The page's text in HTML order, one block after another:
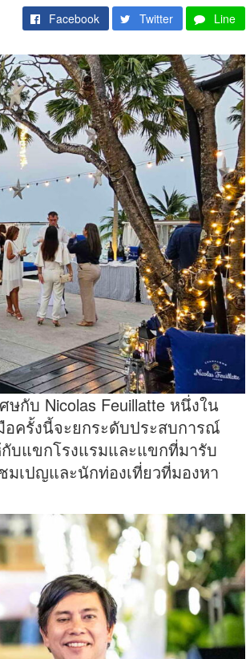
Facebook Twitter Line
ษกับ Nicolas Feuillatte หนึ่งใน
ครั้งนี้จะยกระดับประสบการณ์
บแขกโรงแรมและแขกที่มารับ
เปญและนักท่องเที่ยวที่มองหา